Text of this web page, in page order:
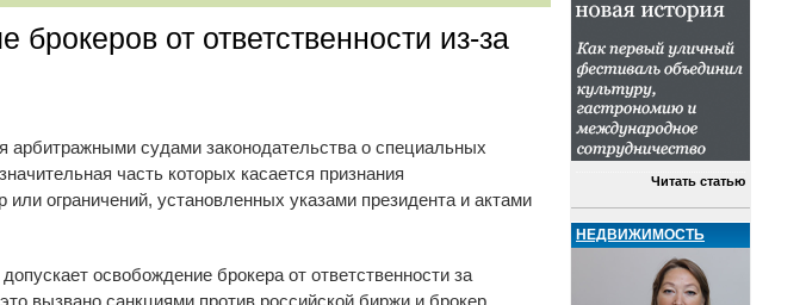
от ответственности из-за
арбитражными судами законодательства о специальных
часть которых касается признания
ограничений, установленных указами президента и актами
освобождение брокера от ответственности за
Читать статью
НЕДВИЖИМОСТЬ